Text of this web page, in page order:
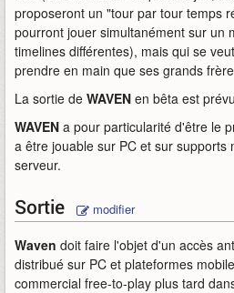
proposeront un "tour par tour temps
pourront jouer simultanément sur un
timelines différentes), mais qui se
prendre en main que ses grands
La sortie de WAVEN en bêta est
WAVEN a pour particularité d'être le
a être jouable sur PC et sur supports
serveur.
Sortie modifier
Waven doit faire l'objet d'un accès
distribué sur PC et plateformes
commercial free-to-play plus tard